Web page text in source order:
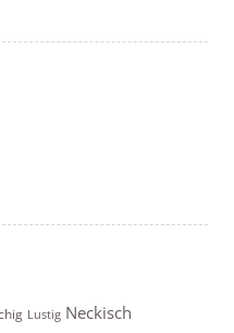
Lustig Neckisch